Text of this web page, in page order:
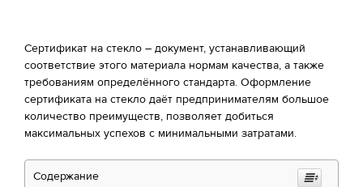
Сертификат на стекло – документ, устанавливающий
соответствие этого материала нормам качества, а также
требованиям определённого стандарта. Оформление
сертификата на стекло даёт предпринимателям большое
количество преимуществ, позволяет добиться
максимальных успехов с минимальными затратами.
Содержание